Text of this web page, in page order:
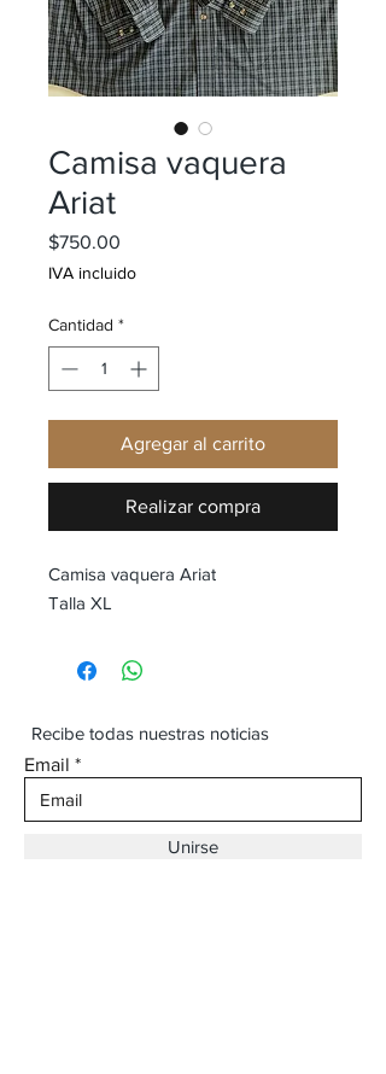
Camisa vaquera
Ariat
$750.00
IVA incluido
Cantidad *
Agregar al carrito
Realizar compra
Camisa vaquera Ariat
Talla XL
Recibe todas nuestras noticias
Email
Unirse